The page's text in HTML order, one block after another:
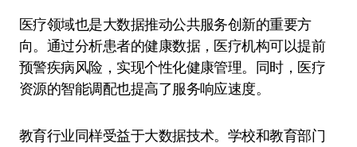
医疗领域也是大数据推动公共服务创新的重要方
向。通过分析患者的健康数据，医疗机构可以提前
预警疾病风险，实现个性化健康管理。同时，医疗
资源的智能调配也提高了服务响应速度。
教育行业同样受益于大数据技术。学校和教育部门